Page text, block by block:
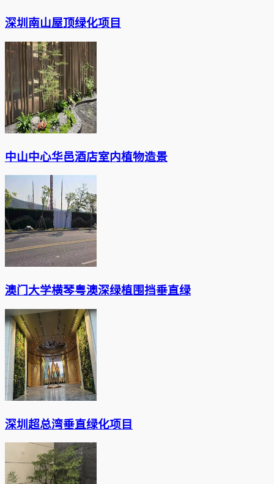
深圳南山屋顶绿化项目
中山中心华邑酒店室内植物造景
澳门大学横琴粤澳深绿植围挡垂直绿
深圳超总湾垂直绿化项目